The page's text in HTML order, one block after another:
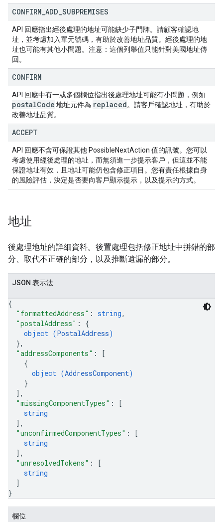
CONFIRM ADD SUBPREMISES
API 回應指出經後處理的地址可能缺少子門牌。請顧客確認地
址，並考慮加入單元號碼，有助於改善地址品質。經後處理的地
址也可能有其他小問題。注意：這個列舉值只能針對美國地址傳
回。
CONFIRM
API 回應中有一或多個欄位指出後處理地址可能有小問題，例如
postalCode 地址元件為 replaced。請客戶確認地址，有助於
改善地址品質。
ACCEPT
API 回應不含可保證其他 PossibleNextAction 值的訊號。您可以
考慮使用經後處理的地址，而無須進一步提示客戶，但這並不能
保證地址有效，且地址可能仍包含修正項目。您有責任根據自身
的風險評估，決定是否要向客戶顯示提示，以及提示的方式。
地址
後處理地址的詳細資料。後置處理包括修正地址中拼錯的部
分、取代不正確的部分，以及推斷遺漏的部分。
JSON 表示法
{
"formattedAddress" : string,
"postalAddress" : {
object (PostalAddress)
},
"addressComponents" :
[
{
object (AddressComponent)
}
] ,
"missingComponentTypes" :
[
string
] ,
"unconfirmedComponentTypes" :
[
string
] ,
"unresolvedTokens" :
[
string
]
}
欄位